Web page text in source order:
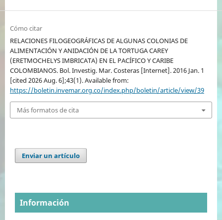
Cómo citar
RELACIONES FILOGEOGRÁFICAS DE ALGUNAS COLONIAS DE
ALIMENTACIÓN Y ANIDACIÓN DE LA TORTUGA CAREY
(ERETMOCHELYS IMBRICATA) EN EL PACÍFICO Y CARIBE
COLOMBIANOS. Bol. Investig. Mar. Costeras [Internet]. 2016 Jan. 1
[cited 2026 Aug. 6];43(1). Available from:
https://boletin.invemar.org.co/index.php/boletin/article/view/39
Más formatos de cita
Enviar un artículo
Información